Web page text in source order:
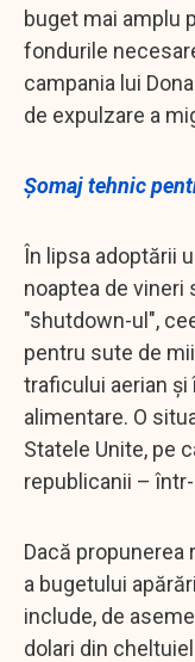
buget mai amplu
fondurile
campania lui
de expulzare a
Șomaj tehnic
În lipsa adoptării
noaptea de vineri
"shutdown-ul",
pentru sute de
traficului aerian și
alimentare. O
Statele Unite, pe
republicanii –
Dacă propunerea
a bugetului
include, de
dolari din